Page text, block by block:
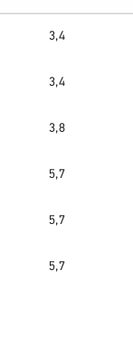
3,4
3,4
3,8
5,7
5,7
5,7